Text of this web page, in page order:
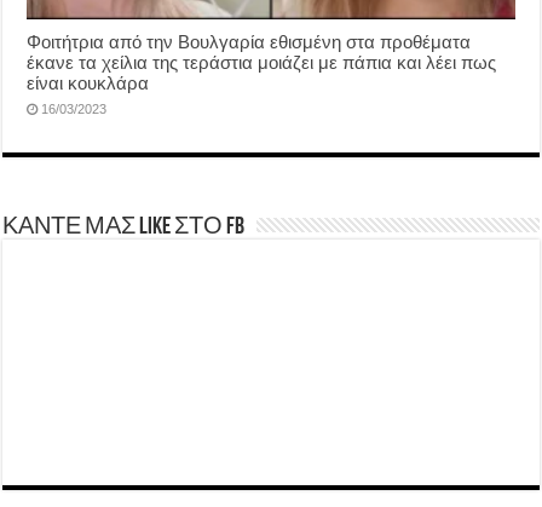
Φοιτήτρια από την Βουλγαρία εθισμένη στα προθέματα
έκανε τα χείλια της τεράστια μοιάζει με πάπια και λέει πως
είναι κουκλάρα
16/03/2023
ΚΑΝΤΕ ΜΑΣ LIKE ΣΤΟ FB